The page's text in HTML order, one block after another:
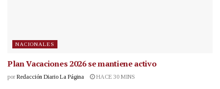
NACIONALES
Plan Vacaciones 2026 se mantiene activo
por Redacción Diario La Página HACE 30 MINS